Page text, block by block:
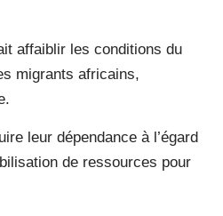
affaiblir les conditions du
migrants africains,
leur dépendance à l’égard
de ressources pour